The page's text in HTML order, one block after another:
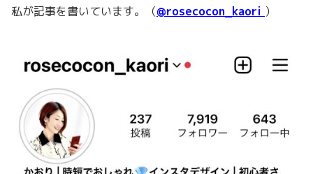
私が記事を書いています。（@rosecocon_kaori ）